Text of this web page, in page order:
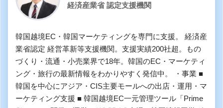
経済産業省 認定支援機関
韓国越境EC・韓国マーケティングを専門に支援。 経済産
業省認定 経営革新等支援機関。支援実績200社超。もの
づくり・流通・小売業界で18年。韓国のEC・マーケティ
ング・旅行の最新情報をわかりやすく発信中。 ・事業 ■
韓国を中心にアジア・CIS主要モールへの出店・運用・マ
ーケティング支援 ■ 韓国越境EC一元管理ツール「Prime